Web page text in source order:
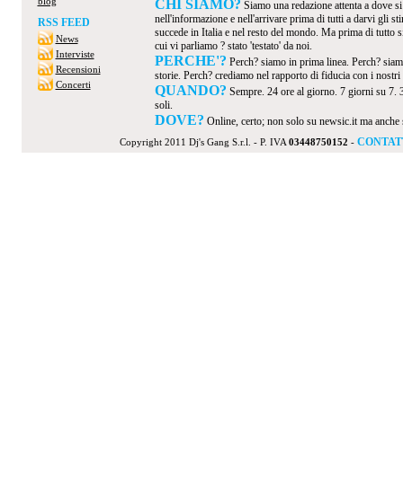
RSS FEED
News
Interviste
Recensioni
Concerti
CHI SIAMO? Siamo una redazione attenta a dove
nell'informazione e nell'arrivare prima di tutti a darvi gli
succede in Italia e nel resto del mondo. Ma prima di tutto
cui vi parliamo ? stato 'testato' da noi.
PERCHE'? Perch? siamo in prima linea. Perch?
storie. Perch? crediamo nel rapporto di fiducia con i
QUANDO? Sempre. 24 ore al giorno. 7 giorni su 7.
soli.
DOVE? Online, certo; non solo su newsic.it ma
Copyright 2011 Dj's Gang S.r.l. - P. IVA 03448750152 -